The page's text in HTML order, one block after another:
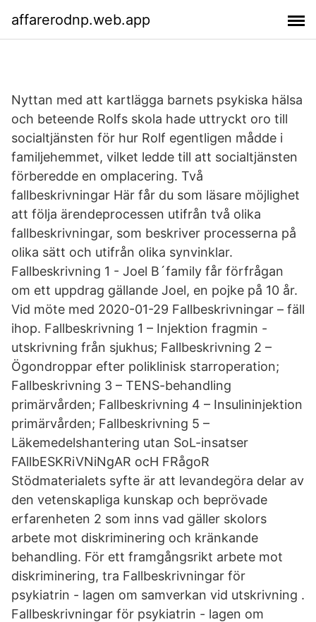
affarerodnp.web.app
Nyttan med att kartlägga barnets psykiska hälsa
och beteende Rolfs skola hade uttryckt oro till
socialtjänsten för hur Rolf egentligen mådde i
familjehemmet, vilket ledde till att socialtjänsten
förberedde en omplacering. Två
fallbeskrivningar Här får du som läsare möjlighet
att följa ärendeprocessen utifrån två olika
fallbeskrivningar, som beskriver processerna på
olika sätt och utifrån olika synvinklar.
Fallbeskrivning 1 - Joel B´family får förfrågan
om ett uppdrag gällande Joel, en pojke på 10 år.
Vid möte med 2020-01-29 Fallbeskrivningar – fäll
ihop. Fallbeskrivning 1 – Injektion fragmin -
utskrivning från sjukhus; Fallbeskrivning 2 –
Ögondroppar efter poliklinisk starroperation;
Fallbeskrivning 3 – TENS-behandling
primärvården; Fallbeskrivning 4 – Insulininjektion
primärvården; Fallbeskrivning 5 –
Läkemedelshantering utan SoL-insatser
FAllbESKRiVNiNgAR ocH FRågoR
Stödmaterialets syfte är att levandegöra delar av
den vetenskapliga kunskap och beprövade
erfarenheten 2 som inns vad gäller skolors
arbete mot diskriminering och kränkande
behandling. För ett framgångsrikt arbete mot
diskriminering, tra­ Fallbeskrivningar för
psykiatrin - lagen om samverkan vid utskrivning .
Fallbeskrivningar för psykiatrin - lagen om